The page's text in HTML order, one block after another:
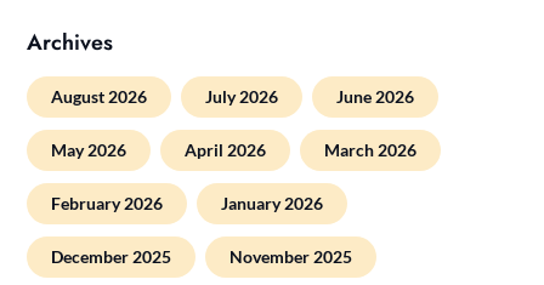
Archives
August 2026 July 2026 June 2026
May 2026 April 2026 March 2026
February 2026 January 2026
December 2025 November 2025